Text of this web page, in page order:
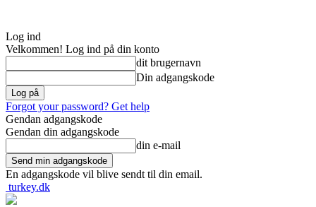
Log ind
Velkommen! Log ind på din konto
dit brugernavn
Din adgangskode
Forgot your password? Get help
Gendan adgangskode
Gendan din adgangskode
din e-mail
En adgangskode vil blive sendt til din email.
turkey.dk